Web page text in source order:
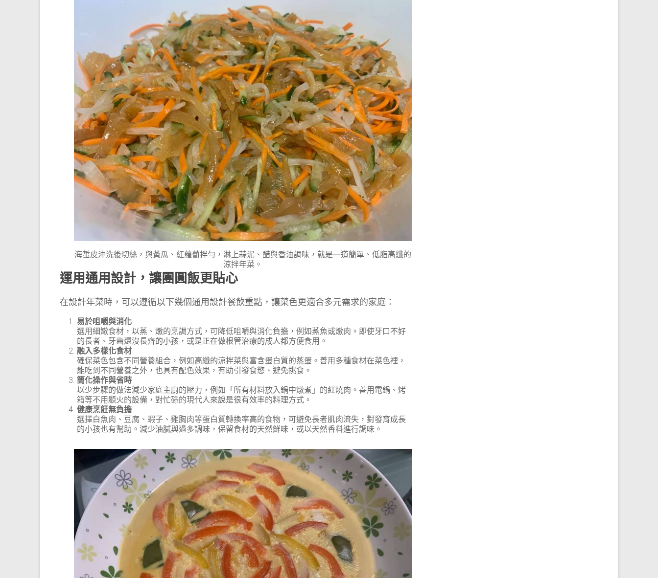
海蜇皮沖洗後切絲，與黃瓜、紅蘿蔔拌勻，淋上蒜泥、醋與香油調味，就是一道簡單、低脂高纖的
涼拌年菜。
運用通用設計，讓團圓飯更貼心
在設計年菜時，可以遵循以下幾個通用設計餐飲重點，讓菜色更適合多元需求的家庭：
易於咀嚼與消化
選用細嫩食材，以蒸、燉的烹調方式，可降低咀嚼與消化負擔，例如蒸魚或燉肉。即使牙口不好
的長者、牙齒還沒長齊的小孩，或是正在做根管治療的成人都方便食用。
融入多樣化食材
確保菜色包含不同營養組合，例如高纖的涼拌菜與富含蛋白質的蒸蛋。善用多種食材在菜色裡，
能吃到不同營養之外，也具有配色效果，有助引發食慾、避免挑食。
簡化操作與省時
以少步驟的做法減少家庭主廚的壓力，例如「所有材料放入鍋中燉煮」的紅燒肉。善用電鍋、烤
箱等不用顧火的設備，對忙碌的現代人來說是很有效率的料理方式。
健康烹飪無負擔
選擇白魚肉、豆腐、蝦子、雞胸肉等蛋白質轉換率高的食物，可避免長者肌肉流失，對發育成長
的小孩也有幫助。減少油膩與過多調味，保留食材的天然鮮味，或以天然香料進行調味。